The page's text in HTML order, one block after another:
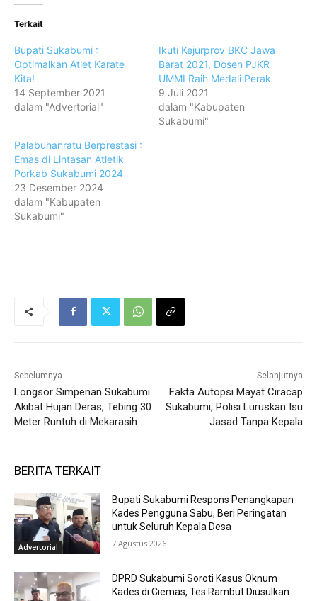
Terkait
Bupati Sukabumi :
Optimalkan Atlet Karate
Kita!
14 September 2021
dalam "Advertorial"
Ikuti Kejurprov BKC Jawa
Barat 2021, Dosen PJKR
UMMI Raih Medali Perak
9 Juli 2021
dalam "Kabupaten
Sukabumi"
Palabuhanratu Berprestasi :
Emas di Lintasan Atletik
Porkab Sukabumi 2024
23 Desember 2024
dalam "Kabupaten
Sukabumi"
Sebelumnya
Longsor Simpenan Sukabumi
Akibat Hujan Deras, Tebing 30
Meter Runtuh di Mekarasih
Selanjutnya
Fakta Autopsi Mayat Ciracap
Sukabumi, Polisi Luruskan Isu
Jasad Tanpa Kepala
BERITA TERKAIT
Advertorial
Bupati Sukabumi Respons Penangkapan
Kades Pengguna Sabu, Beri Peringatan
untuk Seluruh Kepala Desa
7 Agustus 2026
DPRD Sukabumi Soroti Kasus Oknum
Kades di Ciemas, Tes Rambut Diusulkan